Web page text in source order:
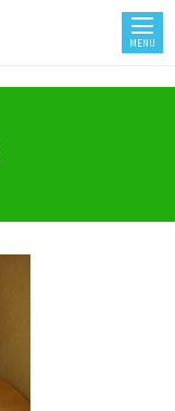
MENU